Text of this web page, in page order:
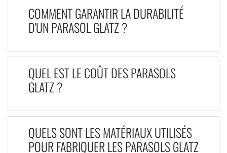
COMMENT GARANTIR LA DURABILITÉ
D'UN PARASOL GLATZ ?
QUEL EST LE COÛT DES PARASOLS
GLATZ ?
QUELS SONT LES MATÉRIAUX UTILISÉS
POUR FABRIQUER LES PARASOLS GLATZ